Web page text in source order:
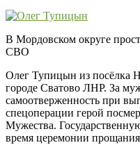
В Мордовском округе
СВО
Олег Тупицын из посёлка
городе Сватово ЛНР. За
самоотверженность при
спецоперации герой
Мужества.
время церемонии